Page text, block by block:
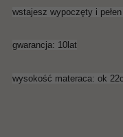
wstajesz wypoczęty i
gwarancja: 10lat
wysokość materaca: ok